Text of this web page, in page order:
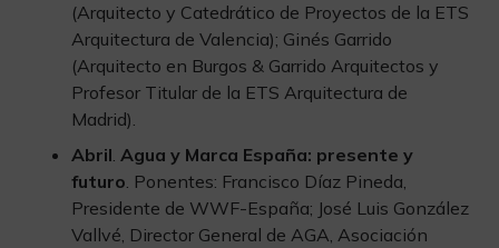
(Arquitecto y Catedrático de Proyectos de la ETS
Arquitectura de Valencia); Ginés Garrido
(Arquitecto en Burgos & Garrido Arquitectos y
Profesor Titular de la ETS Arquitectura de
Madrid).
Abril. Agua y Marca España: presente y
futuro. Ponentes: Francisco Díaz Pineda,
Presidente de WWF-España; José Luis González
Vallvé, Director General de AGA, Asociación